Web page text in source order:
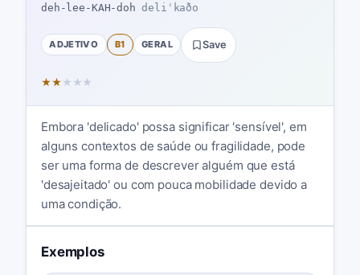
deh-lee-KAH-doh deliˈkaðo
ADJETIVO B1 GERAL Save
★★ ★ ★ ★
Embora 'delicado' possa significar 'sensível', em
alguns contextos de saúde ou fragilidade, pode
ser uma forma de descrever alguém que está
'desajeitado' ou com pouca mobilidade devido a
uma condição.
Exemplos